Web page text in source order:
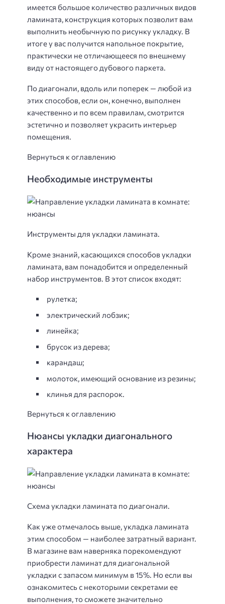
имеется большое количество различных видов
ламината, конструкция которых позволит вам
выполнить необычную по рисунку укладку. В
итоге у вас получится напольное покрытие,
практически не отличающееся по внешнему
виду от настоящего дубового паркета.
По диагонали, вдоль или поперек — любой из
этих способов, если он, конечно, выполнен
качественно и по всем правилам, смотрится
эстетично и позволяет украсить интерьер
помещения.
Вернуться к оглавлению
Необходимые инструменты
Инструменты для укладки ламината.
Кроме знаний, касающихся способов укладки
ламината, вам понадобится и определенный
набор инструментов. В этот список входят:
рулетка;
электрический лобзик;
линейка;
брусок из дерева;
карандаш;
молоток, имеющий основание из резины;
клинья для распорок.
Вернуться к оглавлению
Нюансы укладки диагонального
характера
Схема укладки ламината по диагонали.
Как уже отмечалось выше, укладка ламината
этим способом — наиболее затратный вариант.
В магазине вам наверняка порекомендуют
приобрести ламинат для диагональной
укладки с запасом минимум в 15%. Но если вы
ознакомитесь с некоторыми секретами ее
выполнения, то сможете значительно